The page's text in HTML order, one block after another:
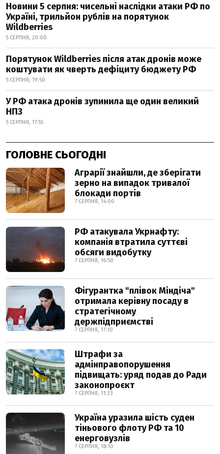
Новини 5 серпня: чисельні наслідки атаки РФ по
Україні, трильйон рублів на порятунок
Wildberries
5 СЕРПНЯ, 20:00
Порятунок Wildberries після атак дронів може
коштувати як чверть дефіциту бюджету РФ
5 СЕРПНЯ, 19:50
У РФ атака дронів зупинила ще один великий
НПЗ
5 СЕРПНЯ, 17:55
ГОЛОВНЕ СЬОГОДНІ
Аграрії знайшли, де зберігати
зерно на випадок тривалої
блокади портів
7 СЕРПНЯ, 14:00
РФ атакувала Укрнафту:
компанія втратила суттєві
обсяги видобутку
7 СЕРПНЯ, 16:50
Фігурантка "плівок Міндіча"
отримала керівну посаду в
стратегічному
держпідприємстві
7 СЕРПНЯ, 17:10
Штрафи за
адмінправопорушення
підвищать: уряд подав до Ради
законопроєкт
7 СЕРПНЯ, 11:23
Україна уразила шість суден
тіньового флоту РФ та 10
енерговузлів
7 СЕРПНЯ, 18:10